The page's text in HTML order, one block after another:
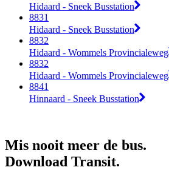
Hidaard - Sneek Busstation
8831
Hidaard - Sneek Busstation
8832
Hidaard - Wommels Provincialeweg
8832
Hidaard - Wommels Provincialeweg
8841
Hinnaard - Sneek Busstation
Mis nooit meer de bus.
Download Transit.